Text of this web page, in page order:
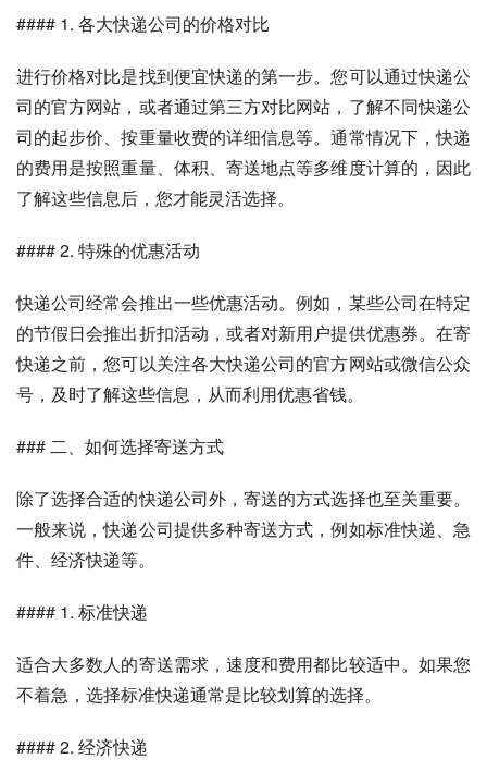
#### 1. 各大快递公司的价格对比
进行价格对比是找到便宜快递的第一步。您可以通过快递公
司的官方网站，或者通过第三方对比网站，了解不同快递公
司的起步价、按重量收费的详细信息等。通常情况下，快递
的费用是按照重量、体积、寄送地点等多维度计算的，因此
了解这些信息后，您才能灵活选择。
#### 2. 特殊的优惠活动
快递公司经常会推出一些优惠活动。例如，某些公司在特定
的节假日会推出折扣活动，或者对新用户提供优惠券。在寄
快递之前，您可以关注各大快递公司的官方网站或微信公众
号，及时了解这些信息，从而利用优惠省钱。
### 二、如何选择寄送方式
除了选择合适的快递公司外，寄送的方式选择也至关重要。
一般来说，快递公司提供多种寄送方式，例如标准快递、急
件、经济快递等。
#### 1. 标准快递
适合大多数人的寄送需求，速度和费用都比较适中。如果您
不着急，选择标准快递通常是比较划算的选择。
#### 2. 经济快递